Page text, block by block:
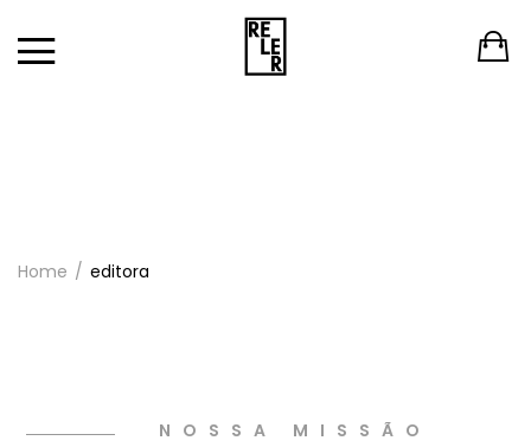
Home editora
NOSSA MISSÃO